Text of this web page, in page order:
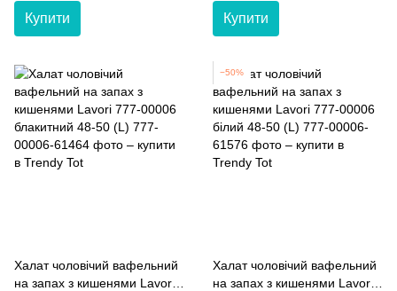
Купити Купити
Халат чоловічий вафельний
на запах з кишенями Lavori
−50%
Халат чоловічий вафельний
на запах з кишенями Lavori